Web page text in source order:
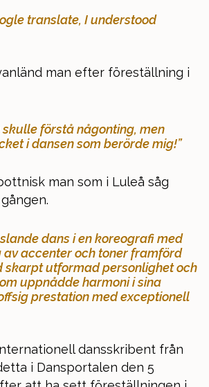
translate, I understood
man efter föreställning i
skulle förstå någonting, men
i dansen som berörde mig!”
man som i Luleå såg
dans i en koreografi med
av accenter och toner framförd
skarpt utformad personlighet och
uppnådde harmoni i sina
prestation med exceptionell
dansskribent från
i Dansportalen den 5